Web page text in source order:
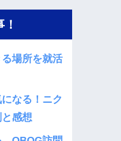
場所を就活
なる！ニク
感想